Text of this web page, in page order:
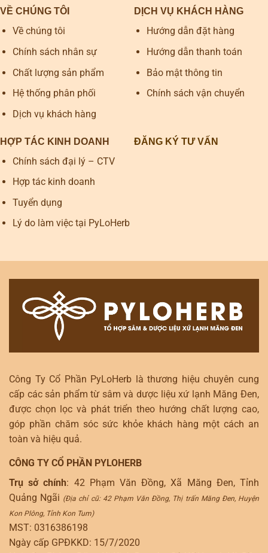
VỀ CHÚNG TÔI
Về chúng tôi
Chính sách nhân sự
Chất lượng sản phẩm
Hệ thống phân phối
Dịch vụ khách hàng
DỊCH VỤ KHÁCH HÀNG
Hướng dẫn đặt hàng
Hướng dẫn thanh toán
Bảo mật thông tin
Chính sách vận chuyển
HỢP TÁC KINH DOANH
Chính sách đại lý – CTV
Hợp tác kinh doanh
Tuyển dụng
Lý do làm việc tại PyLoHerb
ĐĂNG KÝ TƯ VẤN
Công Ty Cổ Phần PyLoHerb là thương hiệu chuyên cung
cấp các sản phẩm từ sâm và dược liệu xứ lạnh Măng Đen,
được chọn lọc và phát triển theo hướng chất lượng cao,
góp phần chăm sóc sức khỏe khách hàng một cách an
toàn và hiệu quả.
CÔNG TY CỔ PHẦN PYLOHERB
Trụ sở chính: 42 Phạm Văn Đồng, Xã Măng Đen, Tỉnh
Quảng Ngãi (Địa chỉ cũ: 42 Phạm Văn Đồng, Thị trấn Măng Đen, Huyện
Kon Plông, Tỉnh Kon Tum)
MST: 0316386198
Ngày cấp GPĐKKD: 15/7/2020